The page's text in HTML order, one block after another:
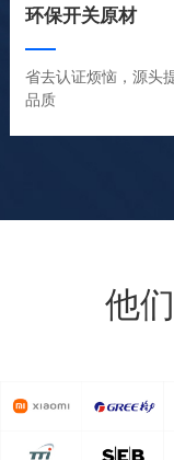
环保开关原材
省去认证烦恼，源头
品质
他